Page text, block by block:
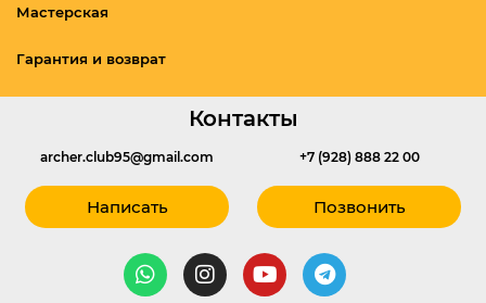
Мастерская
Гарантия и возврат
Контакты
archer.club95@gmail.com
Написать
+7 (928) 888 22 00
Позвонить